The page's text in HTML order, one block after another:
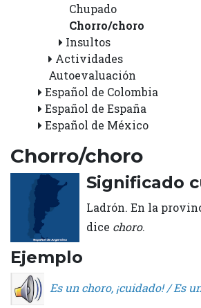
Chupado
Chorro/choro
Insultos
Actividades
Autoevaluación
Español de Colombia
Español de España
Español de México
Chorro/choro
Significado
Ladrón. En la
dice choro.
Ejemplo
Es un choro, ¡cuidado! / Es